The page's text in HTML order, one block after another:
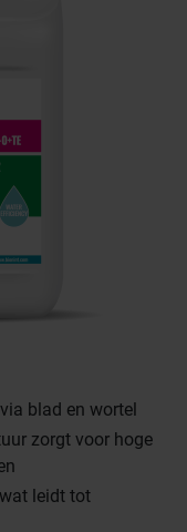
blad en wortel
zorgt voor hoge
leidt tot